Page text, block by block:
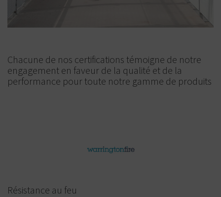
Chacune de nos certifications témoigne de notre
engagement en faveur de la qualité et de la
performance pour toute notre gamme de produits
Résistance au feu